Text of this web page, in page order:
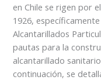
en Chile se rigen por
1926,
Alcantarillados
pautas para la
alcantarillado
continuación, se